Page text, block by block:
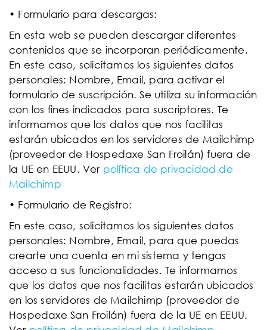
• Formulario para descargas:
En esta web se pueden descargar diferentes
contenidos que se incorporan periódicamente.
En este caso, solicitamos los siguientes datos
personales: Nombre, Email, para activar el
formulario de suscripción. Se utiliza su información
con los fines indicados para suscriptores. Te
informamos que los datos que nos facilitas
estarán ubicados en los servidores de Mailchimp
(proveedor de Hospedaxe San Froilán) fuera de
la UE en EEUU. Ver política de privacidad de
Mailchimp
• Formulario de Registro:
En este caso, solicitamos los siguientes datos
personales: Nombre, Email, para que puedas
crearte una cuenta en mi sistema y tengas
acceso a sus funcionalidades. Te informamos
que los datos que nos facilitas estarán ubicados
en los servidores de Mailchimp (proveedor de
Hospedaxe San Froilán) fuera de la UE en EEUU.